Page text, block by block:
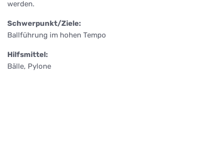
werden.
Schwerpunkt/Ziele:
Ballführung im hohen Tempo
Hilfsmittel:
Bälle, Pylone